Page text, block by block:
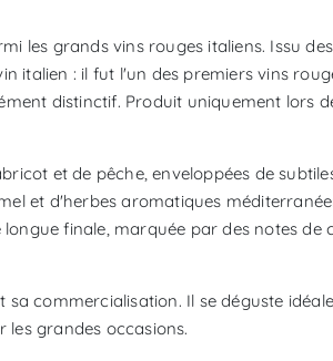
les grands vins rouges italiens. Issu
italien : il fut l'un des premiers vins
distinctif. Produit uniquement lors
et de pêche, enveloppées de
et d'herbes aromatiques
finale, marquée par des notes de
sa commercialisation. Il se déguste
les grandes occasions.